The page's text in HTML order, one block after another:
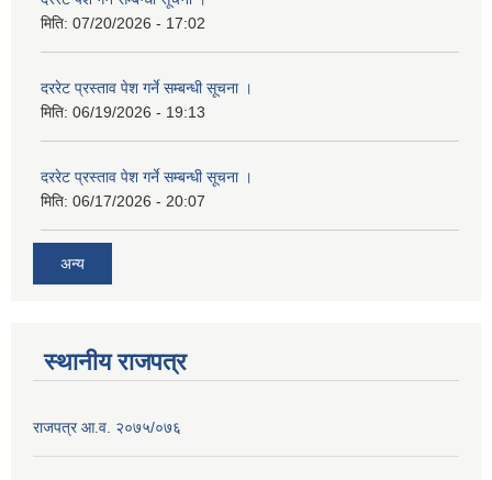
मिति: 07/20/2026 - 17:02
दररेट प्रस्ताव पेश गर्ने सम्बन्धी सूचना ।
मिति: 06/19/2026 - 19:13
दररेट प्रस्ताव पेश गर्ने सम्बन्धी सूचना ।
मिति: 06/17/2026 - 20:07
अन्य
स्थानीय राजपत्र
राजपत्र आ.व. २०७५/०७६